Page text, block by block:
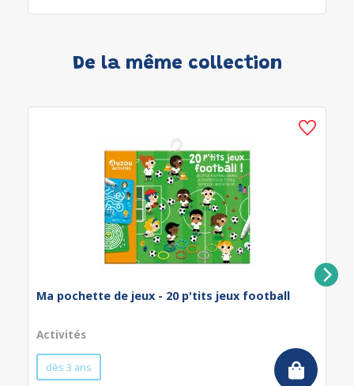
De la même collection
Ma pochette de jeux - 20 p'tits jeux football
Activités
dès 3 ans